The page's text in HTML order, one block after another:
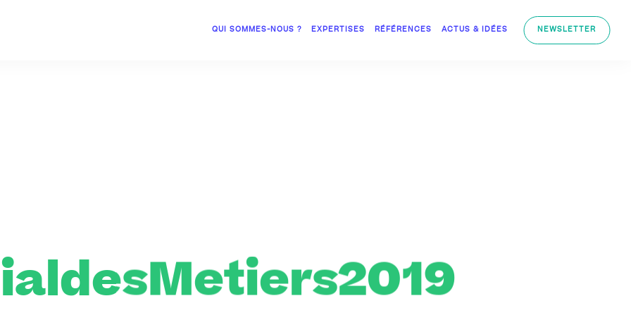
QUI SOMMES-NOUS ? EXPERTISES RÉFÉRENCES ACTUS & IDÉES NEWSLETTER